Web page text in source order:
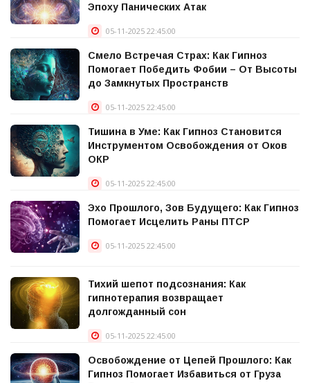
Эпоху Панических Атак
05-11-2025 22:45:00
Смело Встречая Страх: Как Гипноз
Помогает Победить Фобии – От Высоты
до Замкнутых Пространств
05-11-2025 22:45:00
Тишина в Уме: Как Гипноз Становится
Инструментом Освобождения от Оков
ОКР
05-11-2025 22:45:00
Эхо Прошлого, Зов Будущего: Как Гипноз
Помогает Исцелить Раны ПТСР
05-11-2025 22:45:00
Тихий шепот подсознания: Как
гипнотерапия возвращает
долгожданный сон
05-11-2025 22:45:00
Освобождение от Цепей Прошлого: Как
Гипноз Помогает Избавиться от Груза